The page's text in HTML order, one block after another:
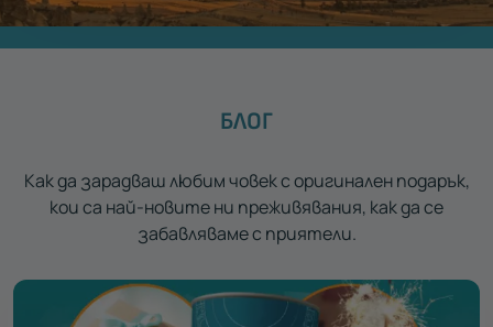
БЛОГ
Как да зарадваш любим човек с оригинален подарък,
кои са най-новите ни преживявания, как да се
забавляваме с приятели.